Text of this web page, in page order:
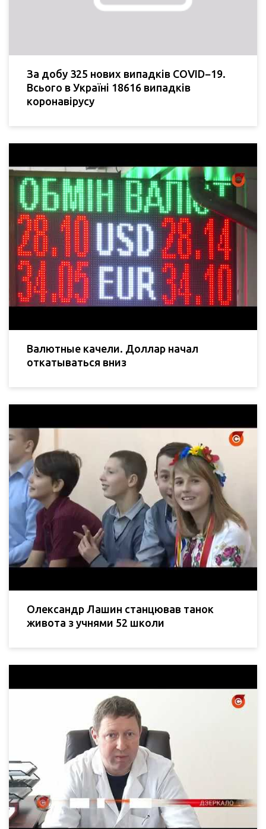
За добу 325 нових випадків COVID−19.
Всього в Україні 18616 випадків
коронавірусу
Валютные качели. Доллар начал
откатываться вниз
Олександр Лашин станцював танок
живота з учнями 52 школи